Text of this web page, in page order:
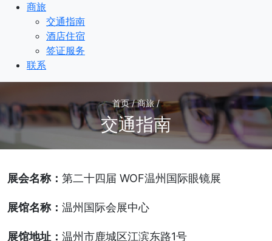
商旅
交通指南
酒店住宿
签证服务
联系
首页 / 商旅 /
交通指南
展会名称： 第二十四届 WOF温州国际眼镜展
展馆名称： 温州国际会展中心
展馆地址： 温州市鹿城区江滨东路1号